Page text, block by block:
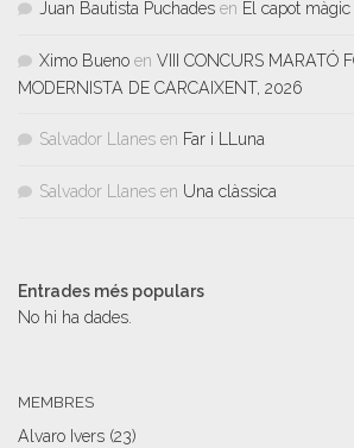
Juan Bautista Puchades en El capot
Ximo Bueno en VIII CONCURS MARATÓ
MODERNISTA DE CARCAIXENT, 2026
Salvador Llanes en Far i LLuna
Salvador Llanes en Una clàssica
Entrades més populars
No hi ha dades.
MEMBRES
Alvaro Ivers (23)